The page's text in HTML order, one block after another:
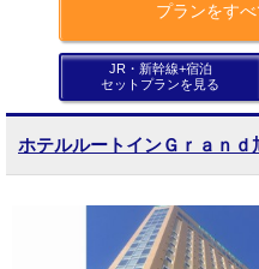
プランをす
JR・新幹線+宿泊
セットプランを見る
ホテルルートインＧｒａｎｄ